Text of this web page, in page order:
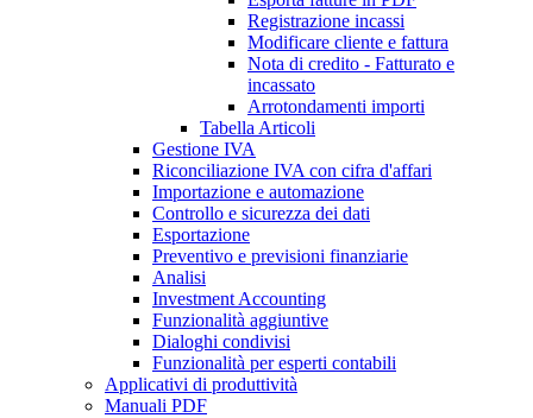
Registrazione incassi
Modificare cliente e fattura
Nota di credito - Fatturato e
incassato
Arrotondamenti importi
Tabella Articoli
Gestione IVA
Riconciliazione IVA con cifra d'affari
Importazione e automazione
Controllo e sicurezza dei dati
Esportazione
Preventivo e previsioni finanziarie
Analisi
Investment Accounting
Funzionalità aggiuntive
Dialoghi condivisi
Funzionalità per esperti contabili
Applicativi di produttività
Manuali PDF